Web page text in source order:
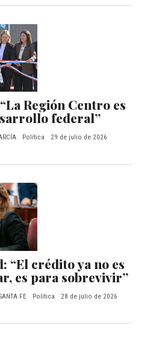
Región Centro es
federal”
Política 29 de julio de 2026
“El crédito ya no es
es para sobrevivir”
FE Política 28 de julio de 2026